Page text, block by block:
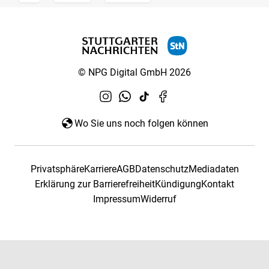
© NPG Digital GmbH 2026
Wo Sie uns noch folgen können
PrivatsphäreKarriereAGBDatenschutzMediadaten
Erklärung zur BarrierefreiheitKündigungKontakt
ImpressumWiderruf